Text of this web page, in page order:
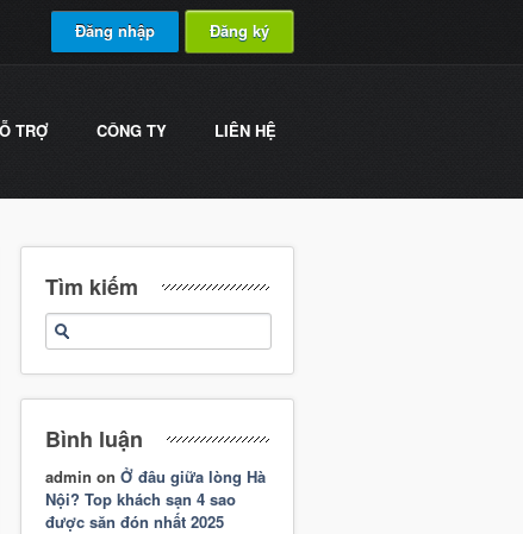
Đăng nhập Đăng ký
TRỢ CÔNG TY LIÊN HỆ
Tìm kiếm
Bình luận
admin on Ở đâu giữa lòng Hà
Nội? Top khách sạn 4 sao
được săn đón nhất 2025